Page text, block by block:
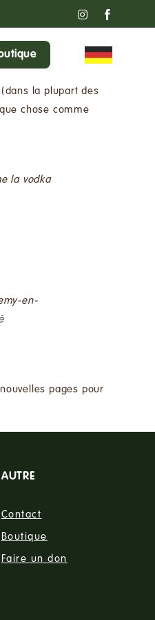
Instagram
la plupart des
chose comme
la vodka
en-
pages pour
AUTRE
Contact
Boutique
Faire un don